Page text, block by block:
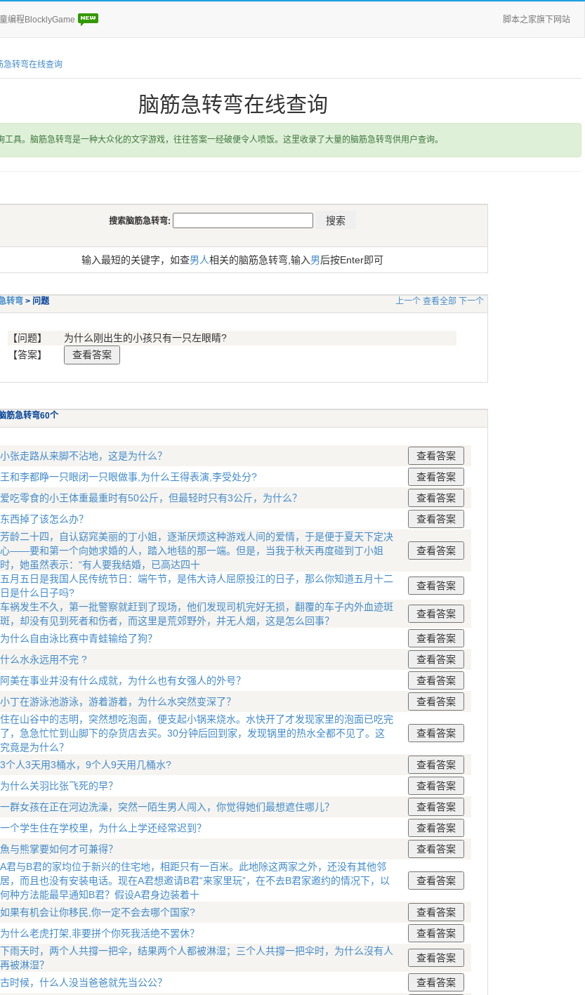
编程BlocklyGame 脚本之家旗下网站
急转弯在线查询
脑筋急转弯在线查询
具。脑筋急转弯是一种大众化的文字游戏，往往答案一经破便令人喷饭。这里收录了大量的脑筋急转弯供用户查询。
搜索脑筋急转弯:
输入最短的关键字，如查男人相关的脑筋急转弯,输入男后按Enter即可
转弯> 问题 上一个 查看全部 下一个
【问题】
为什么刚出生的小孩只有一只左眼睛?
【答案】
筋急转弯60个
小张走路从来脚不沾地，这是为什么？
王和李都睁一只眼闭一只眼做事,为什么王得表演,李受处分?
爱吃零食的小王体重最重时有50公斤，但最轻时只有3公斤，为什么？
东西掉了该怎么办？
芳龄二十四，自认窈窕美丽的丁小姐，逐渐厌烦这种游戏人间的爱情，于是便于夏天下定决
心——要和第一个向她求婚的人，踏入地毯的那一端。但是，当我于秋天再度碰到丁小姐
时，她虽然表示：“有人要我结婚，已高达四十
五月五日是我国人民传统节日：端午节，是伟大诗人屈原投江的日子，那么你知道五月十二
日是什么日子吗?
车祸发生不久，第一批警察就赶到了现场，他们发现司机完好无损，翻覆的车子内外血迹斑
斑，却没有见到死者和伤者，而这里是荒郊野外，并无人烟，这是怎么回事？
为什么自由泳比赛中青蛙输给了狗？
什么水永远用不完 ?
阿美在事业并没有什么成就，为什么也有女强人的外号？
小丁在游泳池游泳，游着游着，为什么水突然变深了？
住在山谷中的志明，突然想吃泡面，便支起小锅来烧水。水快开了才发现家里的泡面已吃完
了，急急忙忙到山脚下的杂货店去买。30分钟后回到家，发现锅里的热水全都不见了。这
究竟是为什么？
3个人3天用3桶水，9个人9天用几桶水?
为什么关羽比张飞死的早？
一群女孩在正在河边洗澡，突然一陌生男人闯入，你觉得她们最想遮住哪儿？
一个学生住在学校里，为什么上学还经常迟到？
魚与熊掌要如何才可兼得？
A君与B君的家均位于新兴的住宅地，相距只有一百米。此地除这两家之外，还没有其他邻
居，而且也没有安装电话。现在A君想邀请B君“来家里玩”，在不去B君家邀约的情况下，以
何种方法能最早通知B君？假设A君身边装着十
如果有机会让你移民,你一定不会去哪个国家?
为什么老虎打架,非要拼个你死我活绝不罢休？
下雨天时，两个人共撐一把伞，结果两个人都被淋湿；三个人共撐一把伞时，为什么沒有人
再被淋湿？
古时候，什么人没当爸爸就先当公公？